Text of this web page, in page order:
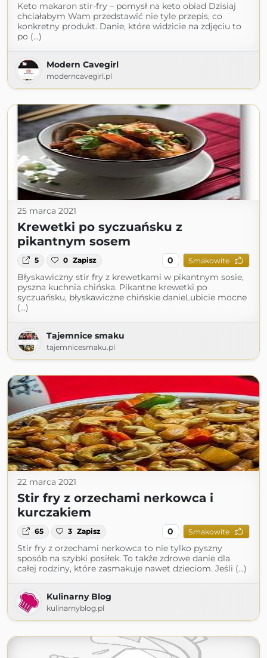
Keto makaron stir-fry – pomysł na keto obiad Dzisiaj
chciałabym Wam przedstawić nie tyle przepis, co
konkretny produkt. Danie, które widzicie na zdjęciu to
po (...)
Modern Cavegirl
moderncavegirl.pl
25 marca 2021
Krewetki po syczuańsku z
pikantnym sosem
5 0 Zapisz 0 Smakowite
Błyskawiczny stir fry z krewetkami w pikantnym sosie,
pyszna kuchnia chińska. Pikantne krewetki po
syczuańsku, błyskawiczne chińskie danieLubicie mocne
(...)
Tajemnice smaku
tajemnicesmaku.pl
22 marca 2021
Stir fry z orzechami nerkowca i
kurczakiem
65 3 Zapisz 0 Smakowite
Stir fry z orzechami nerkowca to nie tylko pyszny
sposób na szybki posiłek. To także zdrowe danie dla
całej rodziny, które zasmakuje nawet dzieciom. Jeśli (...)
Kulinarny Blog
kulinarnyblog.pl